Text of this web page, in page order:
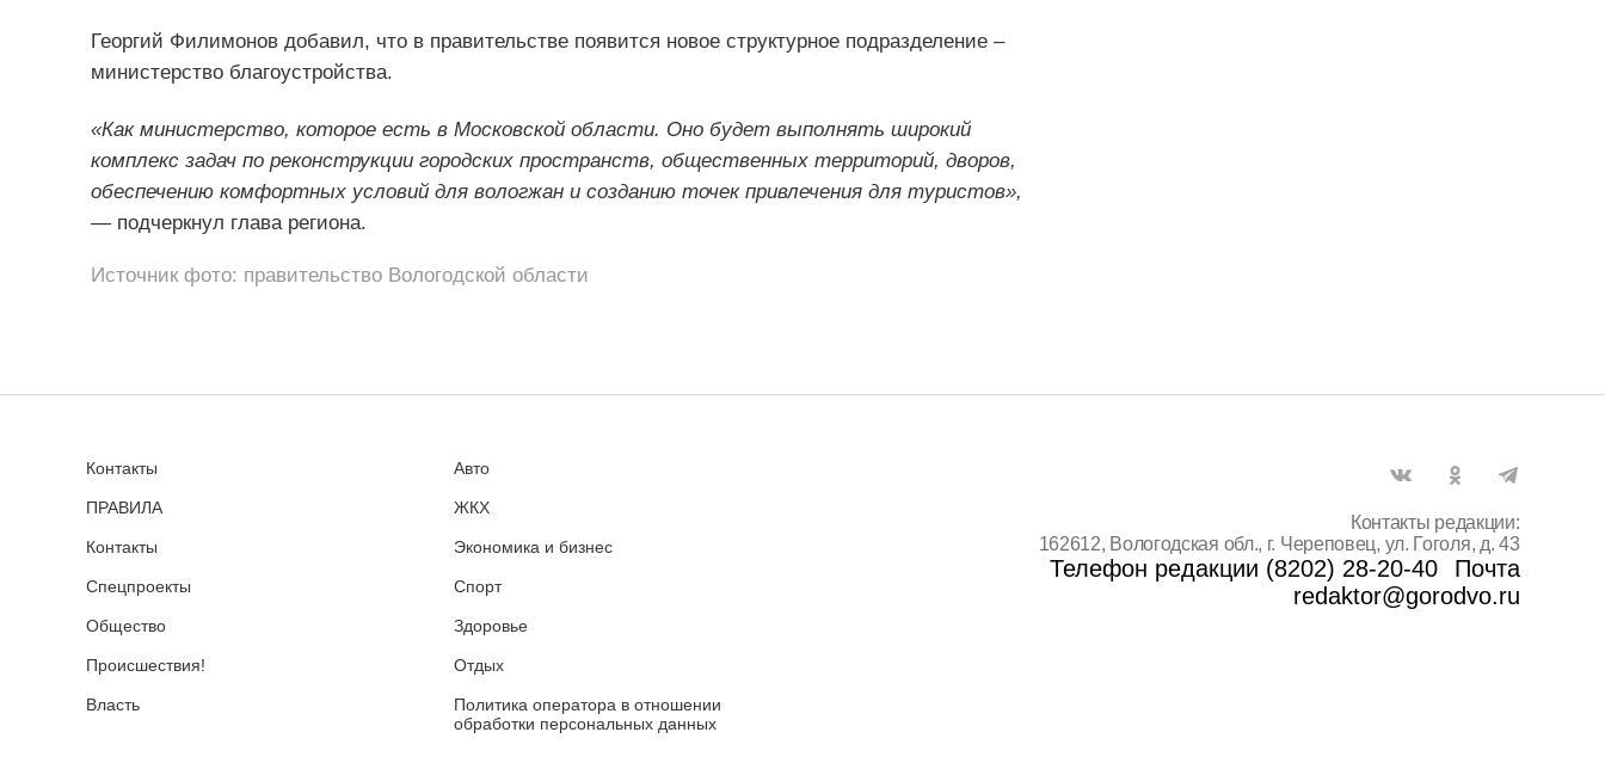
Георгий Филимонов добавил, что в правительстве появится новое структурное подразделение –
министерство благоустройства.
«Как министерство, которое есть в Московской области. Оно будет выполнять широкий
комплекс задач по реконструкции городских пространств, общественных территорий, дворов,
обеспечению комфортных условий для вологжан и созданию точек привлечения для туристов»,
— подчеркнул глава региона.
Источник фото: правительство Вологодской области
Контакты
ПРАВИЛА
Контакты
Спецпроекты
Общество
Происшествия!
Власть
Авто
ЖКХ
Экономика и бизнес
Спорт
Здоровье
Отдых
Политика оператора в отношении
обработки персональных данных
Контакты редакции:
162612, Вологодская обл., г. Череповец, ул. Гоголя, д. 43
Телефон редакции (8202) 28-20-40
Почта
redaktor@gorodvo.ru